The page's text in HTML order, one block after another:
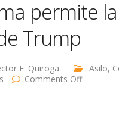
permite
Trump
E. Quiroga Asilo,
Comments Offon